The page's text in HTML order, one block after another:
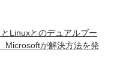
Linuxとのデュアルブー
Microsoftが解決方法を発